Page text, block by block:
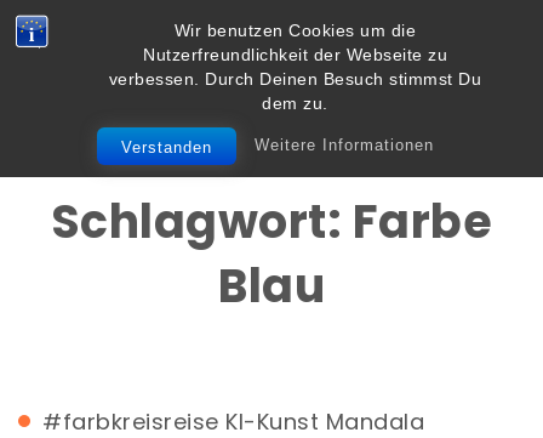
Wir benutzen Cookies um die
Nutzerfreundlichkeit der Webseite zu
verbessen. Durch Deinen Besuch stimmst Du
dem zu.
Verstanden Weitere Informationen
Skip to content
Vielbegabt.de
Toggle
navigation
Schlagwort: Farbe
Blau
#farbkreisreise KI-Kunst Mandala